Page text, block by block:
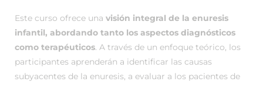
Este curso ofrece una visión integral de la enuresis
infantil, abordando tanto los aspectos diagnósticos
como terapéuticos. A través de un enfoque teórico, los
participantes aprenderán a identificar las causas
subyacentes de la enuresis, a evaluar a los pacientes de